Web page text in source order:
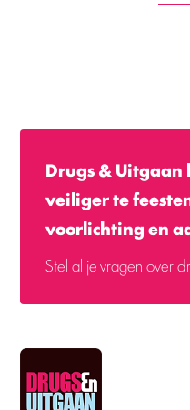
Drugs &
veiliger te
voorlichting en
Stel al je vragen over